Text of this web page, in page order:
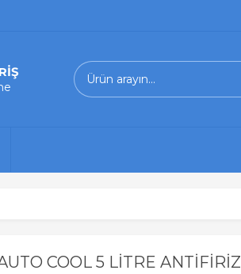
COOL 5 LİTRE ANTİFİRİZ